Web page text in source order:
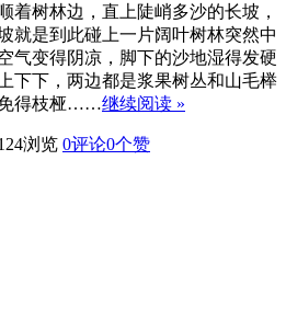
着树林边，直上陡峭多沙的长坡，
就是到此碰上一片阔叶树林突然中
气变得阴凉，脚下的沙地湿得发硬
下下，两边都是浆果树丛和山毛榉
免得枝桠……继续阅读 »
浏览 0评论0个赞